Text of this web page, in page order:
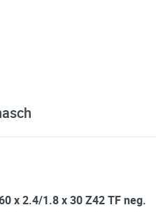
x 2.4/1.8 x 30 Z42 TF neg.